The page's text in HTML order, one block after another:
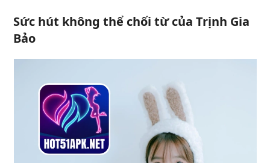
Sức hút không thể chối từ của Trịnh Gia
Bảo